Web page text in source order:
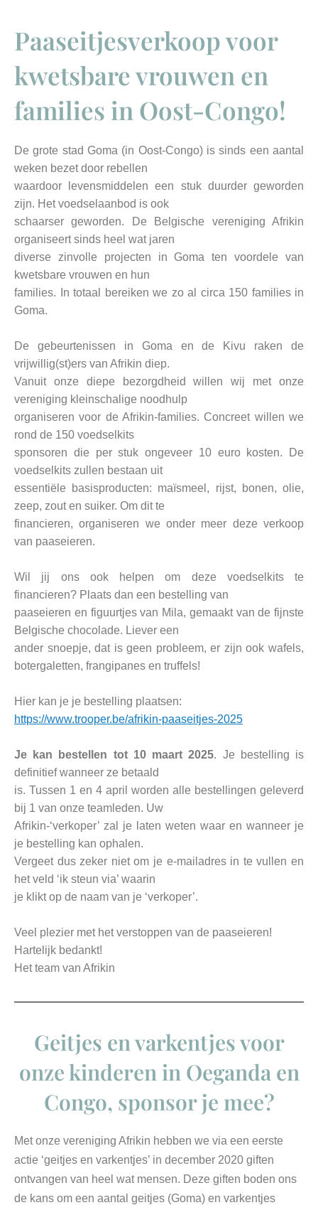
Paaseitjesverkoop voor
kwetsbare vrouwen en
families in Oost-Congo!
De grote stad Goma (in Oost-Congo) is sinds een aantal
weken bezet door rebellen
waardoor levensmiddelen een stuk duurder geworden
zijn. Het voedselaanbod is ook
schaarser geworden. De Belgische vereniging Afrikin
organiseert sinds heel wat jaren
diverse zinvolle projecten in Goma ten voordele van
kwetsbare vrouwen en hun
families. In totaal bereiken we zo al circa 150 families in
Goma.
De gebeurtenissen in Goma en de Kivu raken de
vrijwillig(st)ers van Afrikin diep.
Vanuit onze diepe bezorgdheid willen wij met onze
vereniging kleinschalige noodhulp
organiseren voor de Afrikin-families. Concreet willen we
rond de 150 voedselkits
sponsoren die per stuk ongeveer 10 euro kosten. De
voedselkits zullen bestaan uit
essentiële basisproducten: maïsmeel, rijst, bonen, olie,
zeep, zout en suiker. Om dit te
financieren, organiseren we onder meer deze verkoop
van paaseieren.
Wil jij ons ook helpen om deze voedselkits te
financieren? Plaats dan een bestelling van
paaseieren en figuurtjes van Mila, gemaakt van de fijnste
Belgische chocolade. Liever een
ander snoepje, dat is geen probleem, er zijn ook wafels,
botergaletten, frangipanes en truffels!
Hier kan je je bestelling plaatsen:
https://www.trooper.be/afrikin-paaseitjes-2025
Je kan bestellen tot 10 maart 2025. Je bestelling is
definitief wanneer ze betaald
is. Tussen 1 en 4 april worden alle bestellingen geleverd
bij 1 van onze teamleden. Uw
Afrikin-‘verkoper’ zal je laten weten waar en wanneer je
je bestelling kan ophalen.
Vergeet dus zeker niet om je e-mailadres in te vullen en
het veld ‘ik steun via’ waarin
je klikt op de naam van je ‘verkoper’.
Veel plezier met het verstoppen van de paaseieren!
Hartelijk bedankt!
Het team van Afrikin
Geitjes en varkentjes voor
onze kinderen in Oeganda en
Congo, sponsor je mee?
Met onze vereniging Afrikin hebben we via een eerste
actie ‘geitjes en varkentjes’ in december 2020 giften
ontvangen van heel wat mensen. Deze giften boden ons
de kans om een aantal geitjes (Goma) en varkentjes